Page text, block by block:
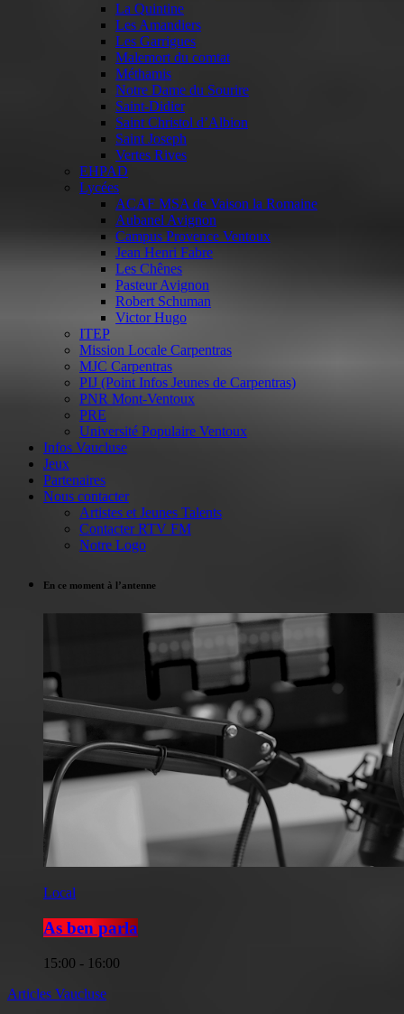
La Quintine
Les Amandiers
Les Garrigues
Malemort du comtat
Méthamis
Notre Dame du Sourire
Saint-Didier
Saint Christol d’Albion
Saint Joseph
Vertes Rives
EHPAD
Lycées
ACAF MSA de Vaison la Romaine
Aubanel Avignon
Campus Provence Ventoux
Jean Henri Fabre
Les Chênes
Pasteur Avignon
Robert Schuman
Victor Hugo
ITEP
Mission Locale Carpentras
MJC Carpentras
PIJ (Point Infos Jeunes de Carpentras)
PNR Mont-Ventoux
PRE
Université Populaire Ventoux
Infos Vaucluse
Jeux
Partenaires
Nous contacter
Artistes et Jeunes Talents
Contacter RTV FM
Notre Logo
En ce moment à l’antenne
Local
As ben parla
15:00 - 16:00
Articles Vaucluse